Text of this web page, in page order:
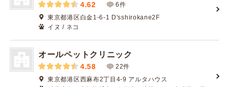
4.62
6件
東京都港区白金1-6-1 D'sshirokane2F
イヌ / ネコ
オールペットクリニック
4.58
22件
東京都港区西麻布2丁目4-9 アルタハウス